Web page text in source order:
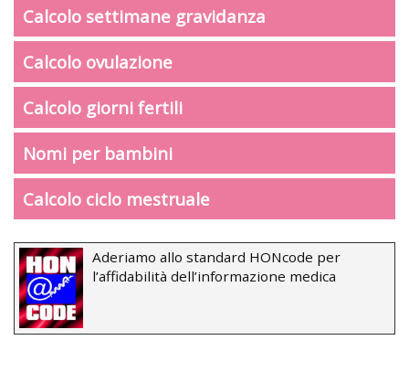
Calcolo settimane gravidanza
Calcolo ovulazione
Calcolo giorni fertili
Nomi per bambini
Calcolo ciclo mestruale
Aderiamo allo standard HONcode per
l’affidabilità dell’informazione medica